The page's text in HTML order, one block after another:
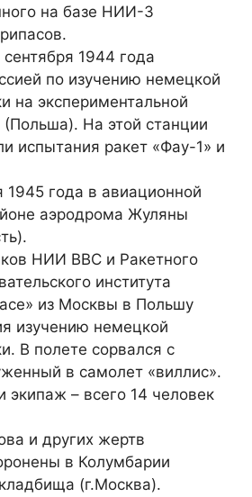
на базе НИИ-3
1944 года
по изучению немецкой
на экспериментальной
На этой станции
испытания ракет «Фау-1» и
1945 года в авиационной
аэродрома Жуляны
НИИ ВВС и Ракетного
института
из Москвы в Польшу
изучению немецкой
В полете сорвался с
в самолет «виллис».
экипаж – всего 14 человек
и других жертв
в Колумбарии
(г.Москва).